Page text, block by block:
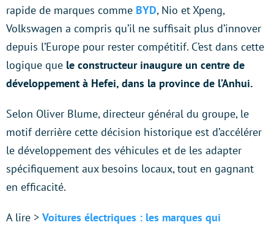
rapide de marques comme BYD, Nio et Xpeng,
Volkswagen a compris qu’il ne suffisait plus d’innover
depuis l’Europe pour rester compétitif. C’est dans cette
logique que le constructeur inaugure un centre de
développement à Hefei, dans la province de l’Anhui.
Selon Oliver Blume, directeur général du groupe, le
motif derrière cette décision historique est d’accélérer
le développement des véhicules et de les adapter
spécifiquement aux besoins locaux, tout en gagnant
en efficacité.
A lire > Voitures électriques : les marques qui